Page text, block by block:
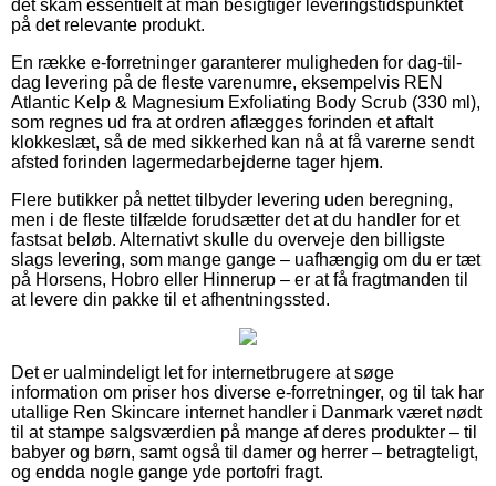
det skam essentielt at man besigtiger leveringstidspunktet
på det relevante produkt.
En række e-forretninger garanterer muligheden for dag-til-
dag levering på de fleste varenumre, eksempelvis REN
Atlantic Kelp & Magnesium Exfoliating Body Scrub (330 ml),
som regnes ud fra at ordren aflægges forinden et aftalt
klokkeslæt, så de med sikkerhed kan nå at få varerne sendt
afsted forinden lagermedarbejderne tager hjem.
Flere butikker på nettet tilbyder levering uden beregning,
men i de fleste tilfælde forudsætter det at du handler for et
fastsat beløb. Alternativt skulle du overveje den billigste
slags levering, som mange gange – uafhængig om du er tæt
på Horsens, Hobro eller Hinnerup – er at få fragtmanden til
at levere din pakke til et afhentningssted.
Det er ualmindeligt let for internetbrugere at søge
information om priser hos diverse e-forretninger, og til tak har
utallige Ren Skincare internet handler i Danmark været nødt
til at stampe salgsværdien på mange af deres produkter – til
babyer og børn, samt også til damer og herrer – betragteligt,
og endda nogle gange yde portofri fragt.